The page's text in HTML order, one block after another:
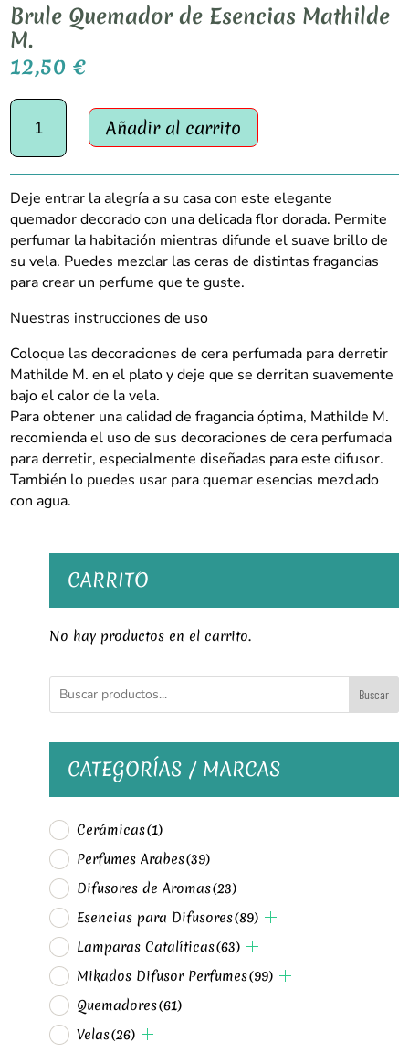
Brule Quemador de Esencias Mathilde
M.
12,50€
Brule
Quemador
de
Esencias
Mathilde
M.
cantidad
Añadir al carrito
Deje entrar la alegría a su casa con este elegante
quemador decorado con una delicada flor dorada. Permite
perfumar la habitación mientras difunde el suave brillo de
su vela. Puedes mezclar las ceras de distintas fragancias
para crear un perfume que te guste.
Nuestras instrucciones de uso
Coloque las decoraciones de cera perfumada para derretir
Mathilde M. en el plato y deje que se derritan suavemente
bajo el calor de la vela.
Para obtener una calidad de fragancia óptima, Mathilde M.
recomienda el uso de sus decoraciones de cera perfumada
para derretir, especialmente diseñadas para este difusor.
También lo puedes usar para quemar esencias mezclado
con agua.
CARRITO
No hay productos en el carrito.
Buscar
CATEGORÍAS / MARCAS
Cerámicas(1)
Perfumes Arabes(39)
Difusores de Aromas(23)
Esencias para Difusores(89)
Lamparas Catalíticas(63)
Mikados Difusor Perfumes(99)
Quemadores(61)
Velas(26)